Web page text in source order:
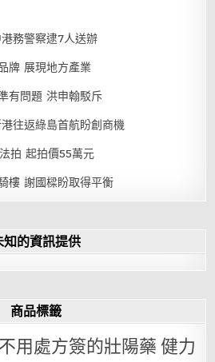
務警察逮7人送辦
牌 展現地方產業
有問題 洪申翰駁斥
往返綠島首航盼創商機
拍 起拍價55萬元
樓 謝國樑盼取得平衡
知的資訊提供
商品標籤
不用處方簽的壯陽藥健力